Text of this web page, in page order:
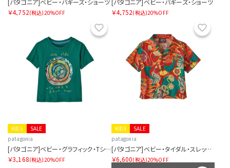
[パタゴニア]ベビー・バギーズ・ショーツ
￥4,752(税込)20%OFF
[パタゴニア]ベビー・バギーズ・ショーツ
￥4,752(税込)20%OFF
お気に入り
SALE
KIDS
patagonia
[パタゴニア]ベビー・グラフィック・Tシャツ
￥3,168(税込)20%OFF
SALE
KIDS
patagonia
[パタゴニア]ベビー・タイダル・スレッズ・シャツ
￥6,600(税込)20%OFF